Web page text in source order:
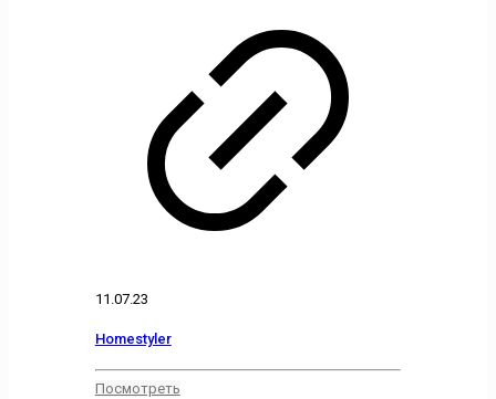
11.07.23
Homestyler
Посмотреть